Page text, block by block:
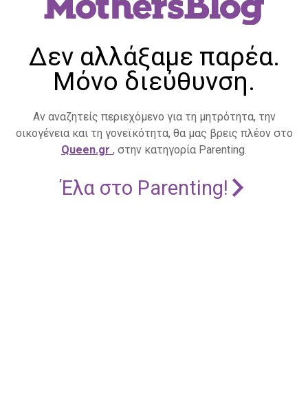
Δεν αλλάξαμε παρέα.
Μόνο διεύθυνση.
Αν αναζητείς περιεχόμενο για τη μητρότητα, την
οικογένεια και τη γονεϊκότητα, θα μας βρεις πλέον στο
Queen.gr , στην κατηγορία Parenting.
Έλα στο Parenting!